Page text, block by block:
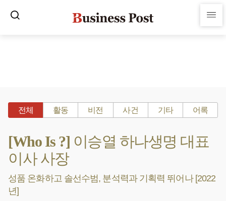
전체 활동 비전 사건 기타 어록
[Who Is ?] 이승열 하나생명 대표
이사 사장
성품 온화하고 솔선수범, 분석력과 기획력 뛰어나 [2022
년]